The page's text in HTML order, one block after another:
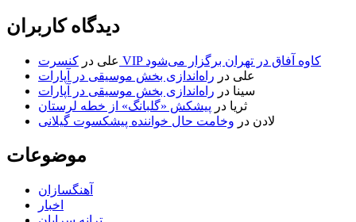
دیدگاه کاربران
علی در
کنسرت VIP کاوه آفاق در تهران برگزار می‌شود
علی در راه‌اندازی بخش موسیقی در آپارات
سینا در راه‌اندازی بخش موسیقی در آپارات
ثریا در پیشکش «گلبانگ» از خطه لرستان
لادن در وخامت حال خواننده پیشکسوت گیلانی
موضوعات
آهنگسازان
اخبار